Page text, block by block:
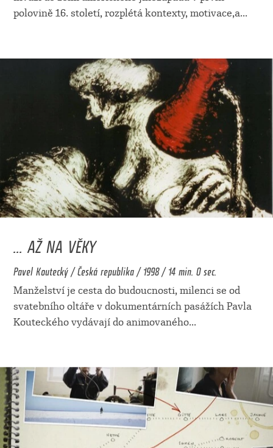
polovině 16. století, rozplétá kontexty, motivace,a...
... AŽ NA VĚKY
Pavel Koutecký / Česká republika / 1998 / 14 min. 0 sec.
Manželství je cesta do budoucnosti, milenci se od
svatebního oltáře v dokumentárních pasážích Pavla
Kouteckého vydávají do animovaného...